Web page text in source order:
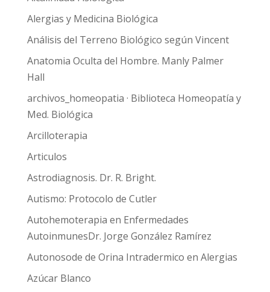
Alergias y Medicina Biológica
Análisis del Terreno Biológico según Vincent
Anatomia Oculta del Hombre. Manly Palmer
Hall
archivos_homeopatia · Biblioteca Homeopatía y
Med. Biológica
Arcilloterapia
Articulos
Astrodiagnosis. Dr. R. Bright.
Autismo: Protocolo de Cutler
Autohemoterapia en Enfermedades
AutoinmunesDr. Jorge González Ramírez
Autonosode de Orina Intradermico en Alergias
Azúcar Blanco